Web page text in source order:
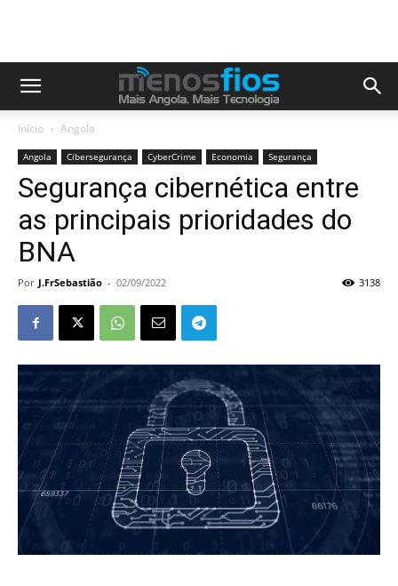
Início Angola
Angola Cibersegurança CyberCrime Economia Segurança
Segurança cibernética entre
as principais prioridades do
BNA
Por J.FrSebastião - 02/09/2022 3138